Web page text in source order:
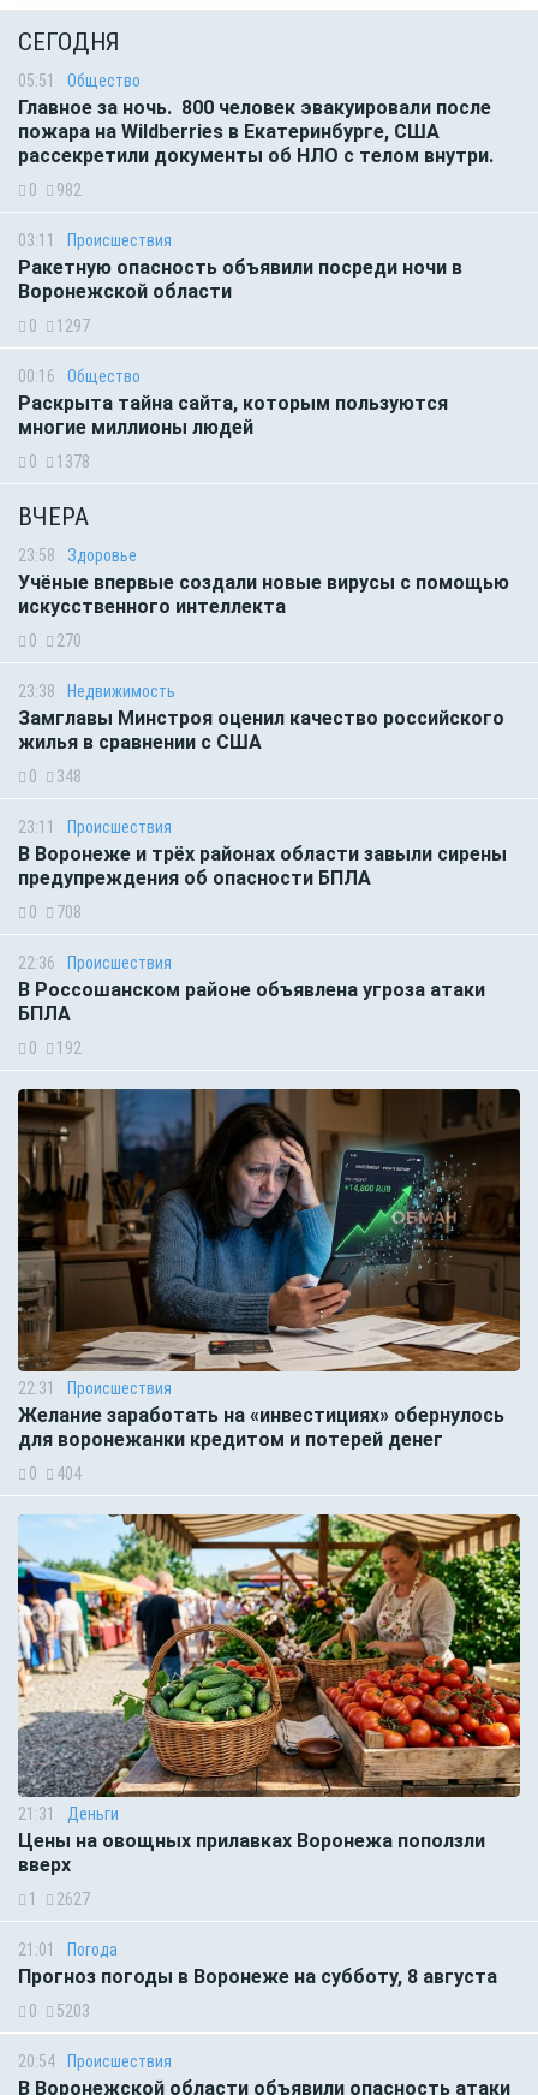
СЕГОДНЯ
05:51 Общество
Главное за ночь. 800 человек эвакуировали после
пожара на Wildberries в Екатеринбурге, США
рассекретили документы об НЛО с телом внутри.
0 982
03:11 Происшествия
Ракетную опасность объявили посреди ночи в
Воронежской области
0 1297
00:16 Общество
Раскрыта тайна сайта, которым пользуются
многие миллионы людей
0 1378
ВЧЕРА
23:58 Здоровье
Учёные впервые создали новые вирусы с помощью
искусственного интеллекта
0 270
23:38 Недвижимость
Замглавы Минстроя оценил качество российского
жилья в сравнении с США
0 348
23:11 Происшествия
В Воронеже и трёх районах области завыли сирены
предупреждения об опасности БПЛА
0 708
22:36 Происшествия
В Россошанском районе объявлена угроза атаки
БПЛА
0 192
22:31 Происшествия
Желание заработать на «инвестициях» обернулось
для воронежанки кредитом и потерей денег
0 404
21:31 Деньги
Цены на овощных прилавках Воронежа поползли
вверх
1 2627
21:01 Погода
Прогноз погоды в Воронеже на субботу, 8 августа
0 5203
20:54 Происшествия
В Воронежской области объявили опасность атаки